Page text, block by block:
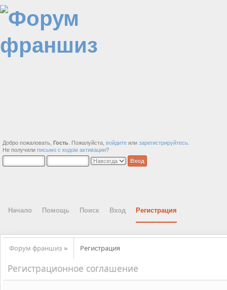
Добро пожаловать, Гость . Пожалуйста, войдите или зарегистрируйтесь
Не получили письмо с кодом активации?
Начало Помощь Поиск Вход Регистрация
Форум франшиз » Регистрация
Регистрационное соглашение